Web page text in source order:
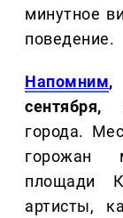
минутное
поведение.
Напомним,
сентября,
города.
горожан
площади
артисты,